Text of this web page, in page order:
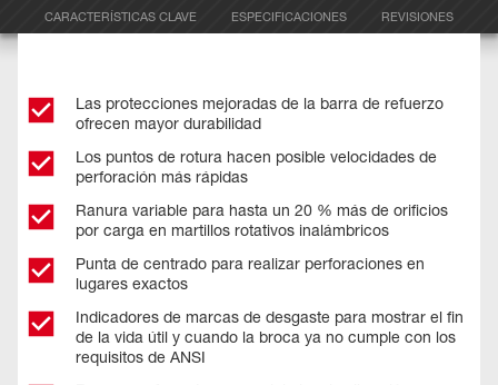
CARACTERÍSTICAS CLAVE ESPECIFICACIONES REVISIONES
Las protecciones mejoradas de la barra de refuerzo
ofrecen mayor durabilidad
Los puntos de rotura hacen posible velocidades de
perforación más rápidas
Ranura variable para hasta un 20 % más de orificios
por carga en martillos rotativos inalámbricos
Punta de centrado para realizar perforaciones en
lugares exactos
Indicadores de marcas de desgaste para mostrar el fin
de la vida útil y cuando la broca ya no cumple con los
requisitos de ANSI